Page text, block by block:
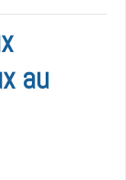
au